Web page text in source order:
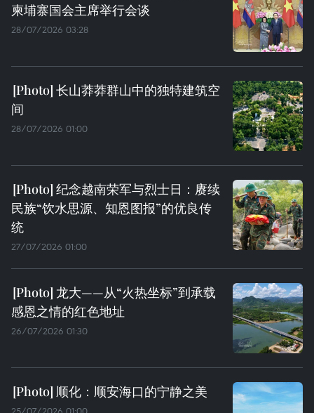
柬埔寨国会主席举行会谈
28/07/2026 03:28
长山莽莽群山中的独特建筑空
间
28/07/2026 01:00
纪念越南荣军与烈士日：赓续
民族“饮水思源、知恩图报”的优良传
统
27/07/2026 01:00
龙大——从“火热坐标”到承载
感恩之情的红色地址
26/07/2026 01:30
顺化：顺安海口的宁静之美